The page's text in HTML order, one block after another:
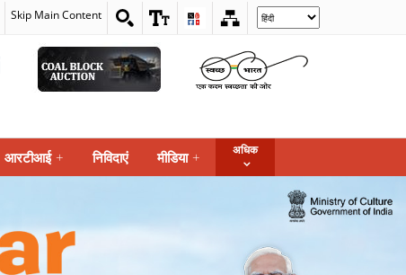
Skip Main Content
Select
your
आरटीआई + निविदाएं मीडिया + अधिक